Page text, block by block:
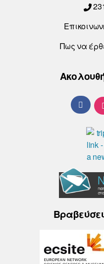
Πως να